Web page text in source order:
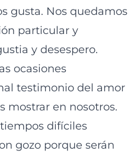
gusta. Nos quedamos
particular y
y desespero.
ocasiones
testimonio del amor
mostrar en nosotros.
difíciles
gozo porque serán